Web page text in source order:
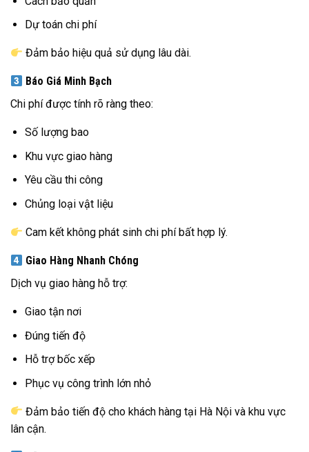
Dự toán chi phí
Đảm bảo hiệu quả sử dụng lâu dài.
Báo Giá Minh Bạch
Chi phí được tính rõ ràng theo:
Số lượng bao
Khu vực giao hàng
Yêu cầu thi công
Chủng loại vật liệu
Cam kết không phát sinh chi phí bất hợp lý.
Giao Hàng Nhanh Chóng
Dịch vụ giao hàng hỗ trợ:
Giao tận nơi
Đúng tiến độ
Hỗ trợ bốc xếp
Phục vụ công trình lớn nhỏ
Đảm bảo tiến độ cho khách hàng tại Hà Nội và khu vực
lân cận.